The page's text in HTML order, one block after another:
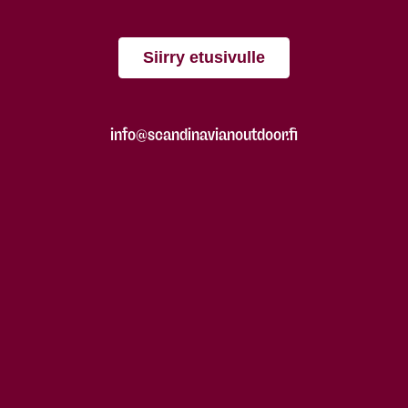
Siirry etusivulle
info@scandinavianoutdoor.fi